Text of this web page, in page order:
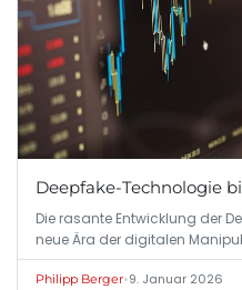
Deepfake-Technologie
Die rasante Entwicklung der
neue Ära der digitalen
Philipp Berger•9. Januar 2026